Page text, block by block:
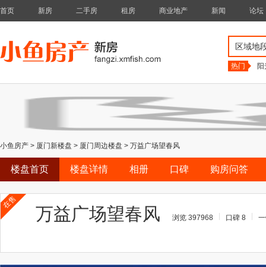
首页 新房 二手房 租房 商业地产 新闻 论坛
区域地
热门
小鱼房产 > 厦门新楼盘 > 厦门周边楼盘 > 万益广场望春风
楼盘首页 楼盘详情 相册 口碑 购房问答
在售
万益广场望春风 浏览 397968 口碑 8